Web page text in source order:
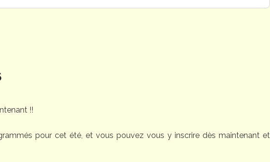
!!
pour cet été, et vous pouvez vous y inscrire dès maintenant et